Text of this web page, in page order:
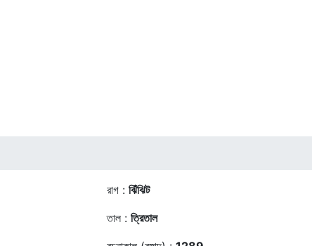
রাগ : ঝিঁঝিট
তাল : ত্রিতাল